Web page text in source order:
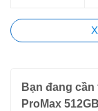
Bạn đang
ProMax